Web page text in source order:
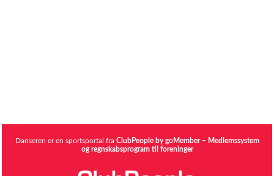
Danseren er en sportsportal fra ClubPeople by goMember – Medlemssystem
og regnskabsprogram til foreninger